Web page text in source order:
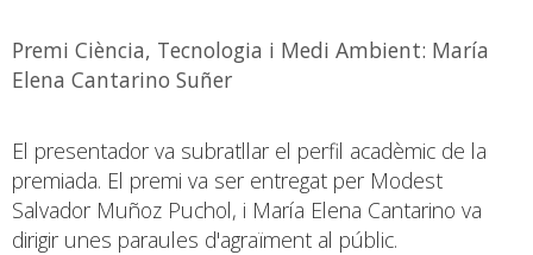
Premi Ciència, Tecnologia i Medi Ambient: María
Elena Cantarino Suñer
El presentador va subratllar el perfil acadèmic de la
premiada. El premi va ser entregat per Modest
Salvador Muñoz Puchol, i María Elena Cantarino va
dirigir unes paraules d'agraïment al públic.